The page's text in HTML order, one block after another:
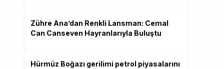
Zühre Ana’dan Renkli Lansman: Cemal
Can Canseven Hayranlarıyla Buluştu
Hürmüz Boğazı gerilimi petrol piyasalarını